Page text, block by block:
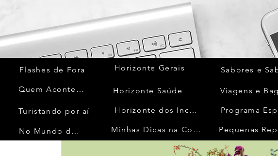
Flashes de Fora
Quem Acontece
Turistando por aí
No Mundo da Moda
Horizonte Gerais
Horizonte Saúde
Horizonte dos Inconfidentes
Minhas Dicas na Cozinha
Sabores e
Viagens e
Programa
Pequenas